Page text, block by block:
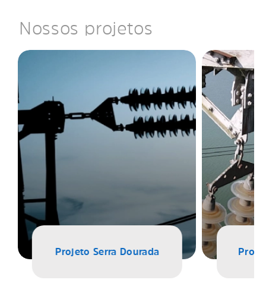
Nossos projetos
Projeto Serra Dourada